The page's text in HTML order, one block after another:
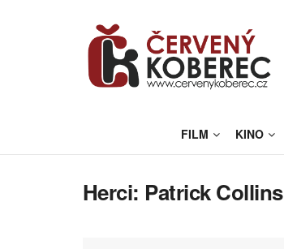
FILM KINO
Herci: Patrick Collins